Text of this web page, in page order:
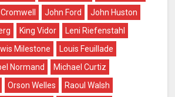
John Ford
John Huston
King Vidor
Leni Riefenstahl
Milestone
Louis Feuillade
Normand
Michael Curtiz
Orson Welles
Raoul Walsh